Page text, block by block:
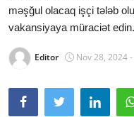
AZ
məşğul olacaq işçi tələb
vakansiyaya müraciət edin.
Editor Nov 28, 2024